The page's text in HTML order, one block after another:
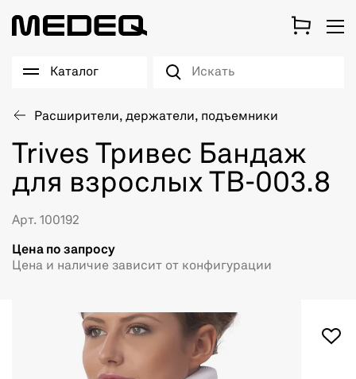
Каталог
Расширители, держатели, подъемники
Trives Тривес Бандаж
для взрослых ТВ-003.8
Арт. 100192
Цена по запросу
Цена и наличие зависит от конфигурации